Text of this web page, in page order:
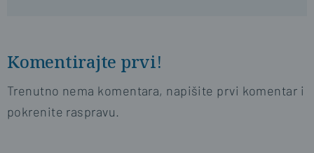
Komentirajte prvi!
Trenutno nema komentara, napišite prvi komentar i
pokrenite raspravu.